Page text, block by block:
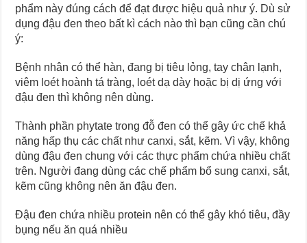
phẩm này đúng cách để đạt được hiệu quả như ý. Dù sử
dụng đậu đen theo bất kì cách nào thì bạn cũng cần chú
ý:
Bệnh nhân có thể hàn, đang bị tiêu lỏng, tay chân lạnh,
viêm loét hoành tá tràng, loét dạ dày hoặc bị dị ứng với
đậu đen thì không nên dùng.
Thành phần phytate trong đỗ đen có thể gây ức chế khả
năng hấp thụ các chất như canxi, sắt, kẽm. Vì vậy, không
dùng đậu đen chung với các thực phẩm chứa nhiều chất
trên. Người đang dùng các chế phẩm bổ sung canxi, sắt,
kẽm cũng không nên ăn đậu đen.
Đậu đen chứa nhiều protein nên có thể gây khó tiêu, đầy
bụng nếu ăn quá nhiều